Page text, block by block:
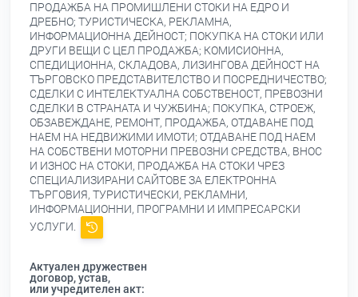
ПРОДАЖБА НА ПРОМИШЛЕНИ СТОКИ НА ЕДРО И
ДРЕБНО; ТУРИСТИЧЕСКА, РЕКЛАМНА,
ИНФОРМАЦИОННА ДЕЙНОСТ; ПОКУПКА НА СТОКИ ИЛИ
ДРУГИ ВЕЩИ С ЦЕЛ ПРОДАЖБА; КОМИСИОННА,
СПЕДИЦИОННА, СКЛАДОВА, ЛИЗИНГОВА ДЕЙНОСТ НА
ТЪРГОВСКО ПРЕДСТАВИТЕЛСТВО И ПОСРЕДНИЧЕСТВО;
СДЕЛКИ С ИНТЕЛЕКТУАЛНА СОБСТВЕНОСТ, ПРЕВОЗНИ
СДЕЛКИ В СТРАНАТА И ЧУЖБИНА; ПОКУПКА, СТРОЕЖ,
ОБЗАВЕЖДАНЕ, РЕМОНТ, ПРОДАЖБА, ОТДАВАНЕ ПОД
НАЕМ НА НЕДВИЖИМИ ИМОТИ; ОТДАВАНЕ ПОД НАЕМ
НА СОБСТВЕНИ МОТОРНИ ПРЕВОЗНИ СРЕДСТВА, ВНОС
И ИЗНОС НА СТОКИ, ПРОДАЖБА НА СТОКИ ЧРЕЗ
СПЕЦИАЛИЗИРАНИ САЙТОВЕ ЗА ЕЛЕКТРОННА
ТЪРГОВИЯ, ТУРИСТИЧЕСКИ, РЕКЛАМНИ,
ИНФОРМАЦИОННИ, ПРОГРАМНИ И ИМПРЕСАРСКИ
УСЛУГИ.
Актуален дружествен
договор, устав,
или учредителен акт: